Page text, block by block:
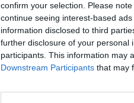
confirm your selection. Please
continue seeing interest-based
information disclosed to third
further disclosure of your personal
participants. This information may
Downstream Participants that may